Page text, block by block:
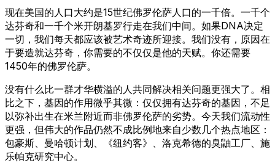
现在美国的人口大约是15世纪佛罗伦萨人口的一千倍。一千个
达芬奇和一千个米开朗基罗行走在我们中间。如果DNA决定
一切，我们每天都应该被艺术奇迹所迎接。我们没有，原因在
于要造就达芬奇，你需要的不仅仅是他的天赋。你还需要
1450年的佛罗伦萨。
没有什么比一群才华横溢的人共同解决相关问题更强大了。相
比之下，基因的作用微乎其微：仅仅拥有达芬奇的基因，不足
以弥补出生在米兰附近而非佛罗伦萨的劣势。今天我们流动性
更强，但伟大的作品仍然不成比例地来自少数几个热点地区：
包豪斯、曼哈顿计划、《纽约客》、洛克希德的臭鼬工厂、施
乐帕克研究中心。